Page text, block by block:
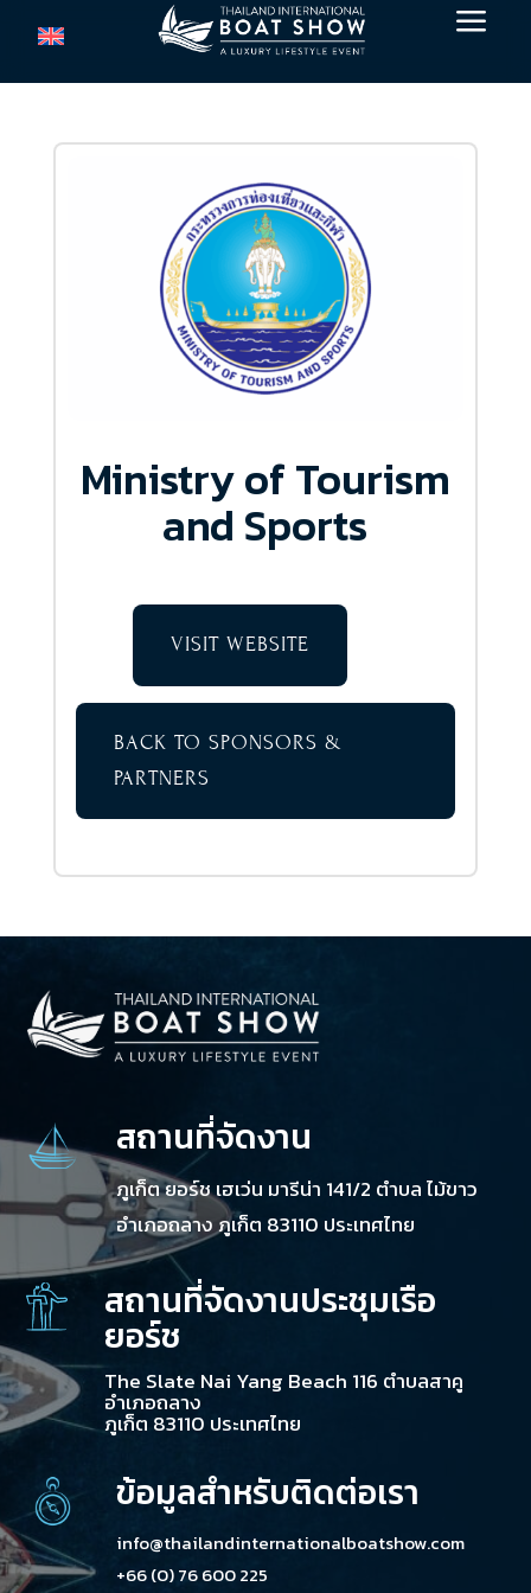
a
Ministry of Tourism
and Sports
VISIT WEBSITE
BACK TO SPONSORS &
PARTNERS
สถานที่จัดงาน
ภูเก็ต ยอร์ช เฮเว่น มารีน่า 141/2 ตำบล ไม้ขาว
อำเภอถลาง ภูเก็ต 83110 ประเทศไทย
สถานที่จัดงานประชุมเรือ
ยอร์ช
The Slate Nai Yang Beach 116 ตำบลสาคู
อำเภอถลาง
ภูเก็ต 83110 ประเทศไทย
ข้อมูลสำหรับติดต่อเรา
info@thailandinternationalboatshow.com
+66 (0) 76 600 225